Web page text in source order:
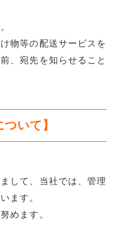
物等の配送サービスを
、宛先を知らせること
いて】
して、当社では、管理
ます。
めます。